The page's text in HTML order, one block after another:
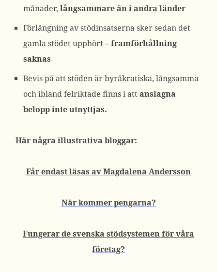
månader, långsammare än i andra länder
Förlängning av stödinsatserna sker sedan det
gamla stödet upphört –framförhållning
saknas
Bevis på att stöden är byråkratiska, långsamma
och ibland felriktade finns i attanslagna
belopp inte utnyttjas.
Här några illustrativa bloggar:
Får endast läsas av Magdalena Andersson
När kommer pengarna?
Fungerar de svenska stödsystemen för våra
företag?